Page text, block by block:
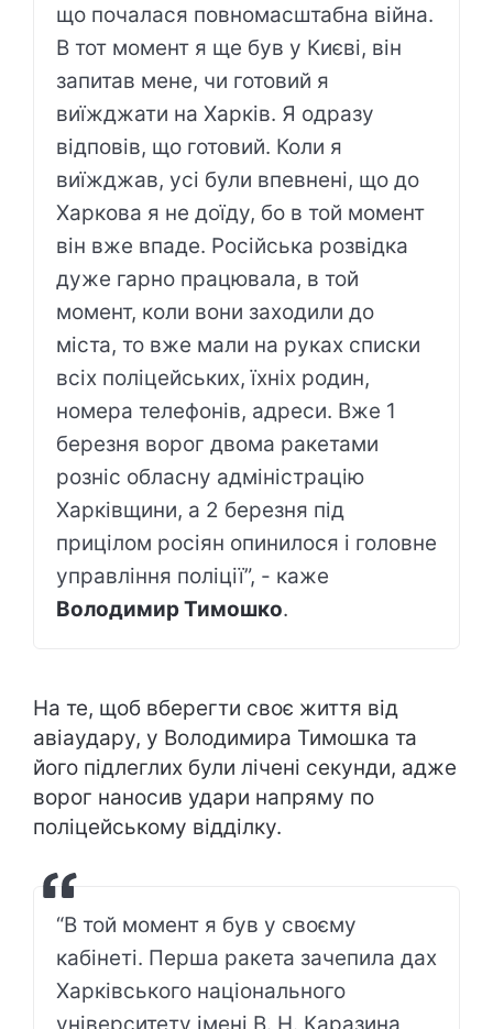
що почалася повномасштабна війна.
В тот момент я ще був у Києві, він
запитав мене, чи готовий я
виїжджати на Харків. Я одразу
відповів, що готовий. Коли я
виїжджав, усі були впевнені, що до
Харкова я не доїду, бо в той момент
він вже впаде. Російська розвідка
дуже гарно працювала, в той
момент, коли вони заходили до
міста, то вже мали на руках списки
всіх поліцейських, їхніх родин,
номера телефонів, адреси. Вже 1
березня ворог двома ракетами
розніс обласну адміністрацію
Харківщини, а 2 березня під
прицілом росіян опинилося і головне
управління поліції”, - каже
Володимир Тимошко.
На те, щоб вберегти своє життя від
авіаудару, у Володимира Тимошка та
його підлеглих були лічені секунди, адже
ворог наносив удари напряму по
поліцейському відділку.
“В той момент я був у своєму
кабінеті. Перша ракета зачепила дах
Харківського національного
університету імені В. Н. Каразина,